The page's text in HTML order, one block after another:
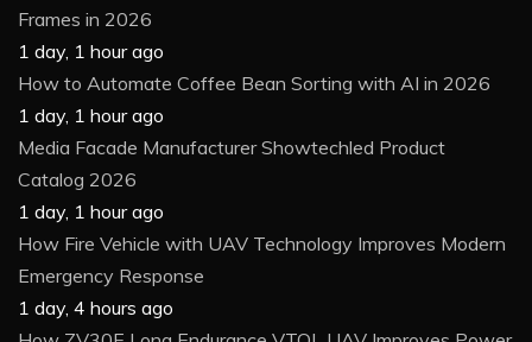
Frames in 2026
1 day, 1 hour ago
How to Automate Coffee Bean Sorting with AI in 2026
1 day, 1 hour ago
Media Facade Manufacturer Showtechled Product
Catalog 2026
1 day, 1 hour ago
How Fire Vehicle with UAV Technology Improves Modern
Emergency Response
1 day, 4 hours ago